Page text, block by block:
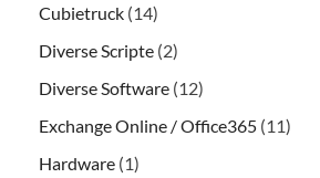
Cubietruck (14)
Diverse Scripte (2)
Diverse Software (12)
Exchange Online / Office365 (11)
Hardware (1)